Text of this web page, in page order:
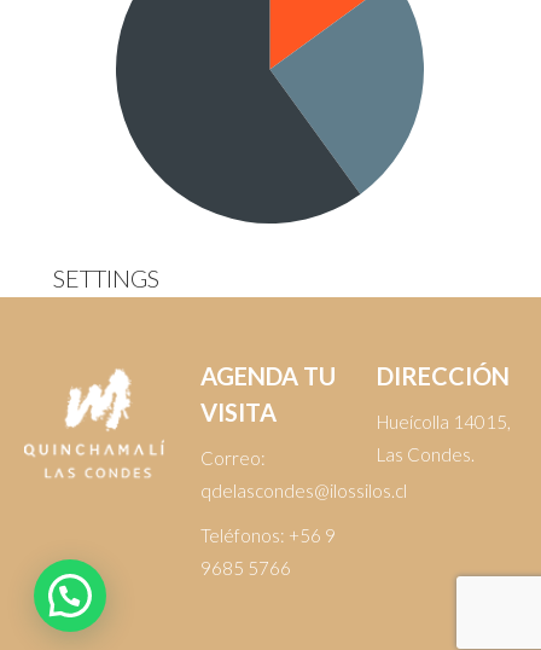
SETTINGS
AGENDA TU
VISITA
Correo:
qdelascondes@ilossilos.cl
Teléfonos: +56 9
9685 5766
DIRECCIÓN
Hueícolla 14015,
Las Condes.